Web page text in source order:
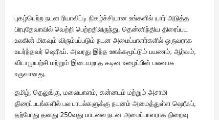
புகழ்பெற்ற நடன ரியாலிட்டி நிகழ்ச்சியான உங்களில் யார் அடுத்த
பிரபுதேவாவில் வெற்றி பெற்றதிலிருந்து, தென்னிந்திய திரைப்பட
உலகின் மிகவும் விரும்பப்படும் நடன அமைப்பாளர்களில் ஒருவராக
உயர்ந்தவர் ஷெரீஃப். அவரது இந்த ஊக்கமூட்டும் பயணம், ஆர்வம்,
விடாமுயற்சி மற்றும் இடையறாத கடின உழைப்பின் பலனாக
உருவானது.
தமிழ், தெலுங்கு, மலையாளம், கன்னடம் மற்றும் அசாமி
திரைப்படங்களில் பல பாடல்களுக்கு நடனம் அமைத்துள்ள ஷெரீஃப்,
தற்போது தனது 250வது பாடலை நடன அமைப்பாளராக நிறைவு